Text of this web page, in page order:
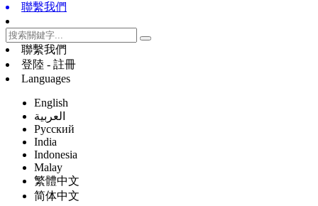
聯繫我們
聯繫我們
登陸 - 註冊
Languages
English
العربية
Русский
India
Indonesia
Malay
繁體中文
简体中文